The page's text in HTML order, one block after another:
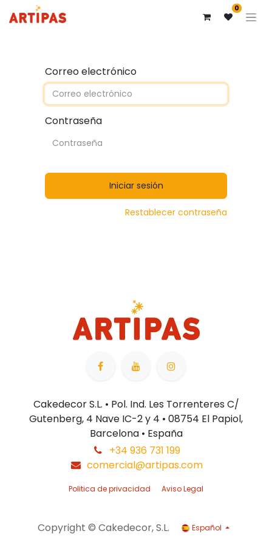
0
Correo electrónico
Contraseña
Iniciar sesión
Restablecer contraseña
Cakedecor S.L. • Pol. Ind. Les Torrenteres C/
Gutenberg, 4 Nave IC-2 y 4 • 08754 El Papiol,
Barcelona • España
+34 936 731 199
comercial@artipas.com
Politica de privacidad Aviso Legal
Copyright © Cakedecor, S.L. Español